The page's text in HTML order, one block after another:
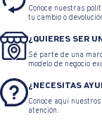
Conoce nuestras
tu cambio o
¿QUIERES SER
Sé parte de una
modelo de negocio
¿NECESITAS
Conoce aquí
atención.